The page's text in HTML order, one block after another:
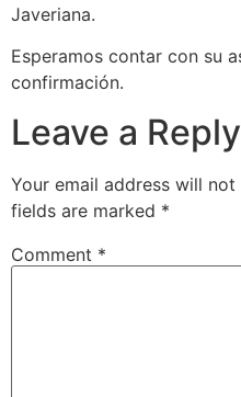
Javeriana.
Esperamos contar con su
confirmación.
Leave a Reply
Your email address will not
fields are marked *
Comment *